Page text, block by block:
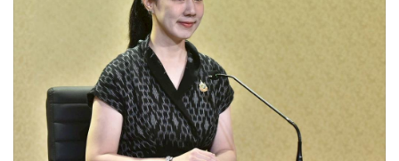
Green Innovation & SD
Management & HR
Infographic
การเมือง
ท่องเที่ยว